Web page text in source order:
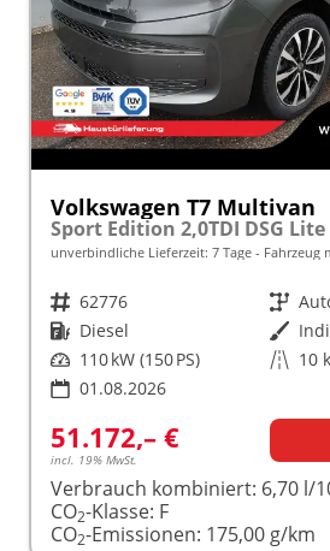
Volkswagen T7 Multivan
Sport Edition 2,0TDI DSG Lite
unverbindliche Lieferzeit: 7 Tage Fahrzeug
Fahrzeugnr. 62776 Getriebe
Kraftstoff Diesel Außenfarbe
Leistung 110 kW (150 PS) Kilometerstand 10
01.08.2026
51.172,– €
incl. 19% MwSt.
Verbrauch kombiniert: 6,70 l/
CO2-Klasse: F
CO2-Emissionen: 175,00 g/km